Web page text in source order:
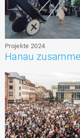
Projekte 2024
Hanau